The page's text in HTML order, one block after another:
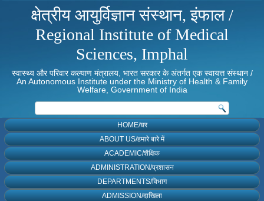
क्षेत्रीय आयुर्विज्ञान संस्थान, इंफाल /
Regional Institute of Medical
Sciences, Imphal
स्वास्थ्य और परिवार कल्याण मंत्रालय, भारत सरकार के अंतर्गत एक स्वायत्त संस्थान /
An Autonomous Institute under the Ministry of Health & Family
Welfare, Government of India
HOME/घर
ABOUT US/हमारे बारे में
ACADEMIC/शैक्षिक
ADMINISTRATION/प्रशासन
DEPARTMENTS/विभाग
ADMISSION/दाखिला